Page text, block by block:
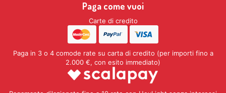
Paga come vuoi
Carte di credito
Paga in 3 o 4 comode rate su carta di credito (per importi fino a
2.000 €, con esito immediato)